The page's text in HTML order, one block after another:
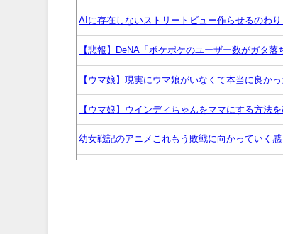
AIに存在しないストリートビュー作らせるのわり
【悲報】DeNA「ポケポケのユーザー数がガタ
【ウマ娘】現実にウマ娘がいなくて本当に良かっ
【ウマ娘】ウインディちゃんをママにする方法
幼女戦記のアニメこれもう敗戦に向かっていく